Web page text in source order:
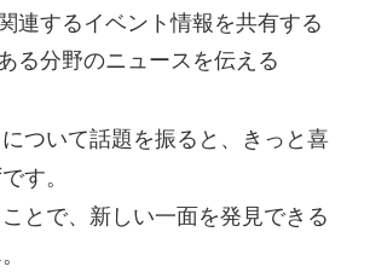
連するイベント情報を共有する
る分野のニュースを伝える
ついて話題を振ると、きっと喜
す。
とで、新しい一面を発見できる